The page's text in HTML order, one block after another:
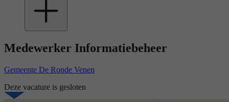
Medewerker Informatiebeheer
Gemeente De Ronde Venen
Deze vacature is gesloten